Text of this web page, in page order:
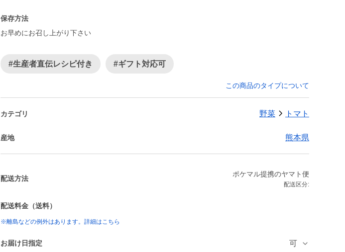
保存方法
お早めにお召し上がり下さい
#生産者直伝レシピ付き #ギフト対応可
この商品のタイプについて
カテゴリ 野菜 トマト
産地 熊本県
配送方法
ポケマル提携のヤマト便
配送区分:
配送料金（送料）
※離島などの例外はあります。詳細はこちら
お届け日指定 可